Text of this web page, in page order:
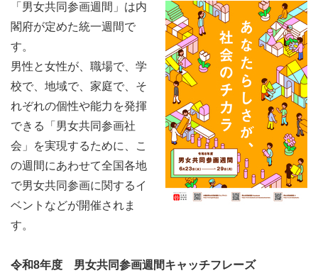
「男女共同参画週間」は内
閣府が定めた統一週間で
す。
男性と女性が、職場で、学
校で、地域で、家庭で、そ
れぞれの個性や能力を発揮
できる「男女共同参画社
会」を実現するために、こ
の週間にあわせて全国各地
で男女共同参画に関するイ
ベントなどが開催されま
す。
令和8年度 男女共同参画週間キャッチフレーズ